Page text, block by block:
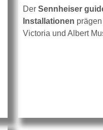
Mikrofon-Sound im
Der Sennheiser
Installationen
Victoria und Albert